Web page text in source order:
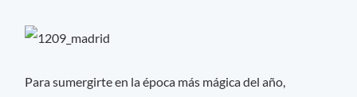
Para sumergirte en la época más mágica del año,